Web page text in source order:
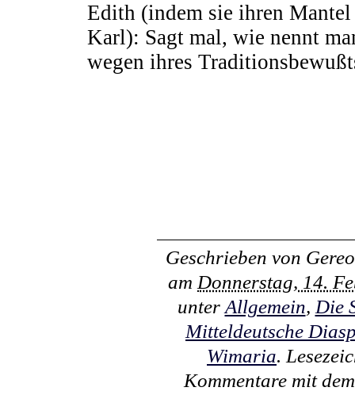
Edith (indem sie ihren
Karl): Sagt mal, wie nennt
wegen ihres
Geschrieben von
am Donnerstag, 14.
unter Allgemein, Die
Mitteldeutsche
Wimaria.
Kommentare mit